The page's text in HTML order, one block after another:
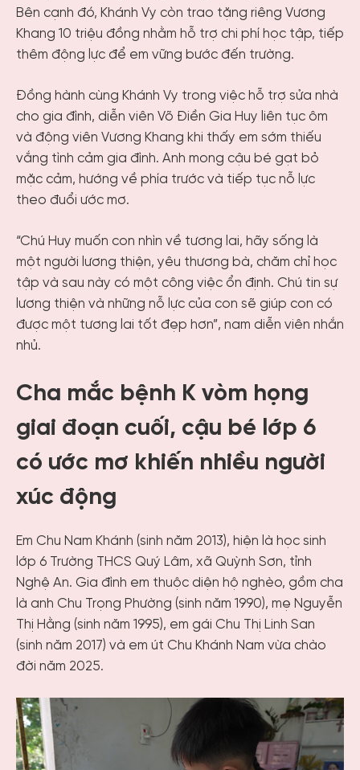
Bên cạnh đó, Khánh Vy còn trao tặng riêng Vương
Khang 10 triệu đồng nhằm hỗ trợ chi phí học tập, tiếp
thêm động lực để em vững bước đến trường.
Đồng hành cùng Khánh Vy trong việc hỗ trợ sửa nhà
cho gia đình, diễn viên Võ Điền Gia Huy liên tục ôm
và động viên Vương Khang khi thấy em sớm thiếu
vắng tình cảm gia đình. Anh mong cậu bé gạt bỏ
mặc cảm, hướng về phía trước và tiếp tục nỗ lực
theo đuổi ước mơ.
“Chú Huy muốn con nhìn về tương lai, hãy sống là
một người lương thiện, yêu thương bà, chăm chỉ học
tập và sau này có một công việc ổn định. Chú tin sự
lương thiện và những nỗ lực của con sẽ giúp con có
được một tương lai tốt đẹp hơn”, nam diễn viên nhắn
nhủ.
Cha mắc bệnh K vòm họng
giai đoạn cuối, cậu bé lớp 6
có ước mơ khiến nhiều người
xúc động
Em Chu Nam Khánh (sinh năm 2013), hiện là học sinh
lớp 6 Trường THCS Quý Lâm, xã Quỳnh Sơn, tỉnh
Nghệ An. Gia đình em thuộc diện hộ nghèo, gồm cha
là anh Chu Trọng Phường (sinh năm 1990), mẹ Nguyễn
Thị Hằng (sinh năm 1995), em gái Chu Thị Linh San
(sinh năm 2017) và em út Chu Khánh Nam vừa chào
đời năm 2025.